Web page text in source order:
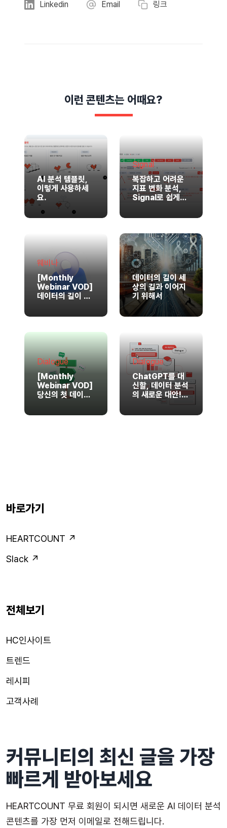
Linkedin
Email 링크
이런 콘텐츠는 어때요?
AI 분석 템플릿,
이렇게 사용하세
요.
Signal
복잡하고 어려운
지표 변화 분석,
Signal로 쉽게하
웨비나
[Monthly
Webinar VOD]
데이터의 길이 세
기 위해서
데이터의 길이 세
상의 길과 이어지
기 위해서
Dialogue
[Monthly
Webinar VOD]
당신의 첫 데이터
카운트 AI
Dialogue
ChatGPT를 대
신할, 데이터 분석
의 새로운 대안!
HEARTCOUNT
AI Analytics
바로가기
HEARTCOUNT ↗
Slack ↗
전체보기
HC인사이트
트렌드
레시피
고객사례
커뮤니티의 최신 글을 가장
빠르게 받아보세요
HEARTCOUNT 무료 회원이 되시면 새로운 AI 데이터 분석
콘텐츠를 가장 먼저 이메일로 전해드립니다.